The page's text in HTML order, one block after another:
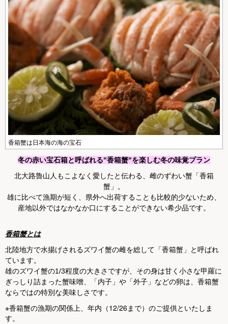
香箱蟹は日本海の海の宝石
冬の赤い宝石箱と呼ばれる"香箱蟹"を楽しむ冬の味覚プラン
北大路魯山人もこよなく愛したと伝わる、雌のずわい蟹「香箱
蟹」。
雄に比べて漁期が短く、県外へ出荷することも比較的少ないため、
産地以外ではなかなか口にすることができない希少品です。
香箱蟹とは
北陸地方で水揚げされるズワイ蟹の雌を総して「香箱蟹」と呼ばれ
ています。
雄のズワイ蟹の1/3程度の大きさですが、その身は甘く小さな甲羅に
ぎっしり詰まった蟹味噌、「内子」や「外子」などの卵は、香箱蟹
ならではの特別な美味しさです。
※香箱蟹の漁期の関係上、年内（12/26まで）のご提供といたしま
す。